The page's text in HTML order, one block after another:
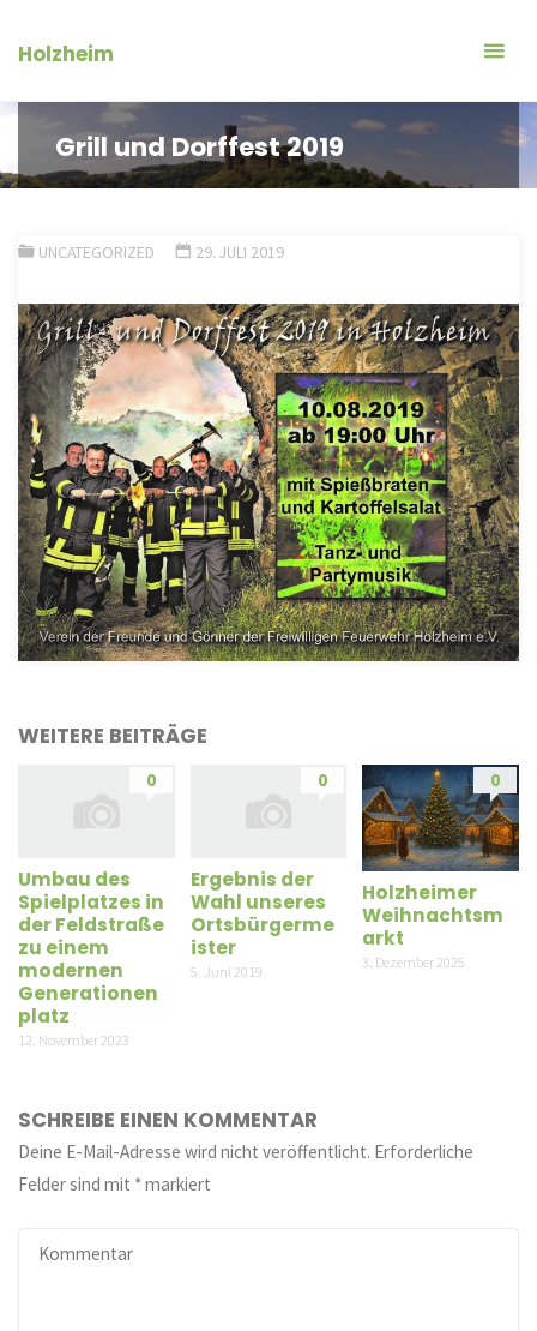
InhaltHolzheim
Grill und Dorffest 2019
UNCATEGORIZED 29. JULI 2019
WEITERE BEITRÄGE
0
Umbau des
Spielplatzes in
der Feldstraße
zu einem
modernen
Generationen
platz
12. November 2023
0
Ergebnis der
Wahl unseres
Ortsbürgerme
ister
5. Juni 2019
0
Holzheimer
Weihnachtsm
arkt
3. Dezember 2025
SCHREIBE EINEN KOMMENTAR
Deine E-Mail-Adresse wird nicht veröffentlicht. Erforderliche
Felder sind mit *markiert